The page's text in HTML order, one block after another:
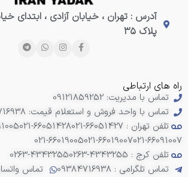
آدرس : تهران ، خیابان آزادی ، ابتدای
پلاک ۳۵
راه های ارتباطی
تماس با مدیریت: 09121859252
تماس با واحد فروش و استعلام قیمت: 09384716938
تلفن تهران : 66051427-021
021-66051428
021-66091007
021-66019007
021-66019005
تلفن کرج : 4343255-0263
0263-4343255
تماس تلگرامی : 09384716938
تماس واتساپی: